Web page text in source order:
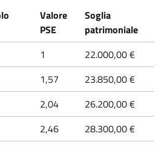
Valore
PSE
Soglia
patrimoniale
1
22.000,00 €
1,57
23.850,00 €
2,04
26.200,00 €
2,46
28.300,00 €